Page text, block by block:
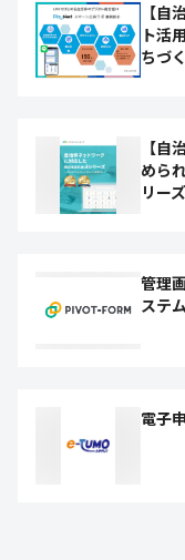
【自
ト活
ちづ
【自
めら
リーズ
管理
ステ
電子